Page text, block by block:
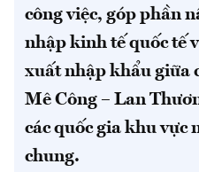
công việc, góp phần
nhập kinh tế quốc tế
xuất nhập khẩu giữa
Mê Công – Lan
các quốc gia khu vực
chung.